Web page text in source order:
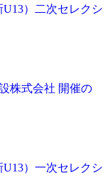
）二次セレクシ
設株式会社 開催の
）一次セレクシ